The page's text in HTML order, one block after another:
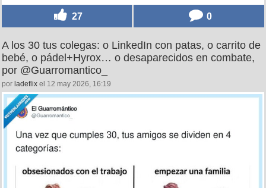
27 0
A los 30 tus colegas: o LinkedIn con patas, o carrito de
bebé, o pádel+Hyrox… o desaparecidos en combate,
por @Guarromantico_
por ladeflix el 12 may 2026, 16:19